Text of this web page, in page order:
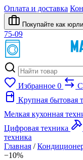
Оплата и доставка
Покупайте как
75-09
Избранное 0
Крупная бытовая
Мелкая кухонная
Цифровая техника
техника
Главная /
−10%